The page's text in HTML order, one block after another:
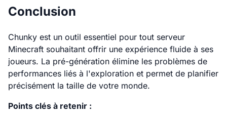
Conclusion
Chunky est un outil essentiel pour tout serveur
Minecraft souhaitant offrir une expérience fluide à ses
joueurs. La pré-génération élimine les problèmes de
performances liés à l'exploration et permet de planifier
précisément la taille de votre monde.
Points clés à retenir :